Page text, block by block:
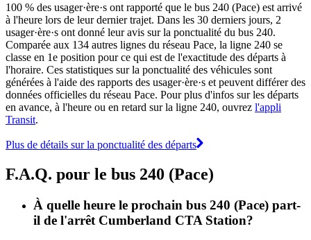
100 % des usager·ère·s ont rapporté que le bus 240 (Pace) est arrivé
à l'heure lors de leur dernier trajet. Dans les 30 derniers jours, 2
usager·ère·s ont donné leur avis sur la ponctualité du bus 240.
Comparée aux 134 autres lignes du réseau Pace, la ligne 240 se
classe en 1e position pour ce qui est de l'exactitude des départs à
l'horaire. Ces statistiques sur la ponctualité des véhicules sont
générées à l'aide des rapports des usager·ère·s et peuvent différer des
données officielles du réseau Pace. Pour plus d'infos sur les départs
en avance, à l'heure ou en retard sur la ligne 240, ouvrez l'appli
Transit.
Plus de détails sur la ponctualité des départs
F.A.Q. pour le bus 240 (Pace)
À quelle heure le prochain bus 240 (Pace) part-
il de l'arrêt Cumberland CTA Station?